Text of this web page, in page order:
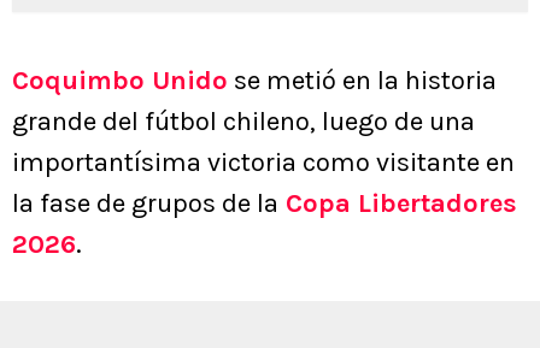
Coquimbo Unido se metió en la historia
grande del fútbol chileno, luego de una
importantísima victoria como visitante en
la fase de grupos de la Copa Libertadores
2026.